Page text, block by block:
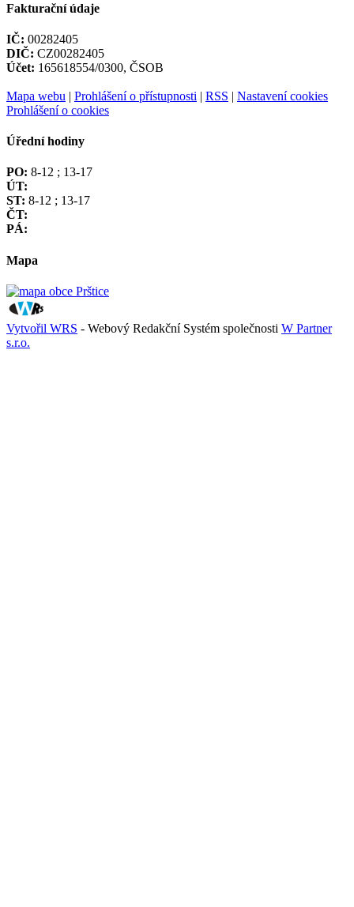
Fakturační údaje
IČ: 00282405
DIČ: CZ00282405
Účet: 165618554/0300, ČSOB
Mapa webu | Prohlášení o přístupnosti | RSS | Nastavení cookies
Prohlášení o cookies
Úřední hodiny
PO: 8-12 ; 13-17
ÚT:
ST: 8-12 ; 13-17
ČT:
PÁ:
Mapa
Vytvořil WRS - Webový Redakční Systém společnosti W Partner
s.r.o.